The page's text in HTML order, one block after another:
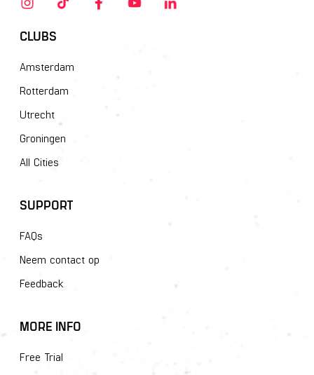
CLUBS
Amsterdam
Rotterdam
Utrecht
Groningen
All Cities
SUPPORT
FAQs
Neem contact op
Feedback
MORE INFO
Free Trial